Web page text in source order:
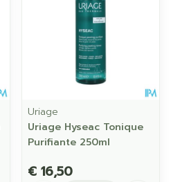
Uriage
Uriage Hyseac Tonique
Purifiante 250ml
€ 16,50